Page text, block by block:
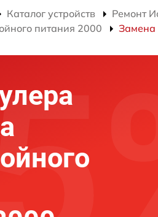
Каталог устройств
Ремонт
питания 2000
Замена